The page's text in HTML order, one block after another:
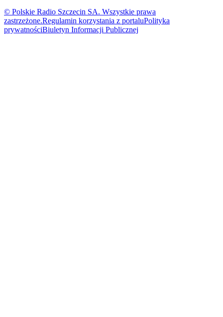
© Polskie Radio Szczecin SA. Wszystkie prawa
zastrzeżone.Regulamin korzystania z portaluPolityka
prywatnościBiuletyn Informacji Publicznej